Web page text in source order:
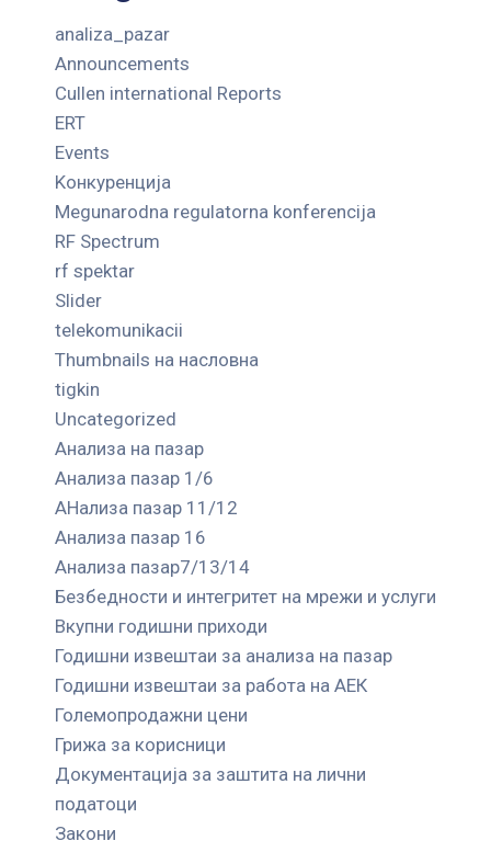
analiza_pazar
Announcements
Cullen international Reports
ERT
Events
Kонкуренција
Megunarodna regulatorna konferencija
RF Spectrum
rf spektar
Slider
telekomunikacii
Thumbnails на насловна
tigkin
Uncategorized
Анализа на пазар
Анализа пазар 1/6
АНализа пазар 11/12
Анализа пазар 16
Анализа пазар7/13/14
Безбедности и интегритет на мрежи и услуги
Вкупни годишни приходи
Годишни извештаи за анализа на пазар
Годишни извештаи за работа на АЕК
Големопродажни цени
Грижа за корисници
Документација за заштита на лични
податоци
Закони